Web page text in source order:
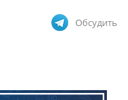
Обсудить